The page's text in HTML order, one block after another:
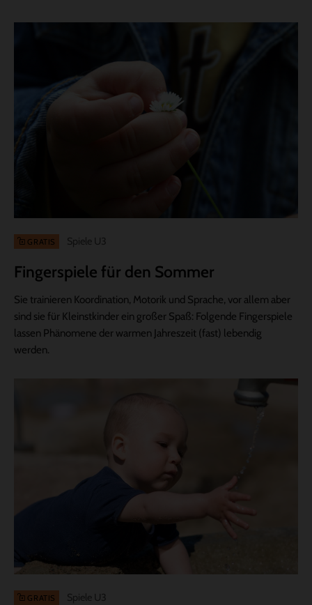
GRATIS Spiele U3
Fingerspiele für den Sommer
Sie trainieren Koordination, Motorik und Sprache, vor allem aber
sind sie für Kleinstkinder ein großer Spaß: Folgende Fingerspiele
lassen Phänomene der warmen Jahreszeit (fast) lebendig
werden.
GRATIS Spiele U3